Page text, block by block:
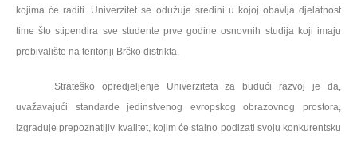
kojima će raditi. Univerzitet se odužuje sredini u kojoj obavlja djelatnost
time što stipendira sve studente prve godine osnovnih studija koji imaju
prebivalište na teritoriji Brčko distrikta.
Strateško opredjeljenje Univerziteta za budući razvoj je da,
uvažavajući standarde jedinstvenog evropskog obrazovnog prostora,
izgrađuje prepoznatljiv kvalitet, kojim će stalno podizati svoju konkurentsku